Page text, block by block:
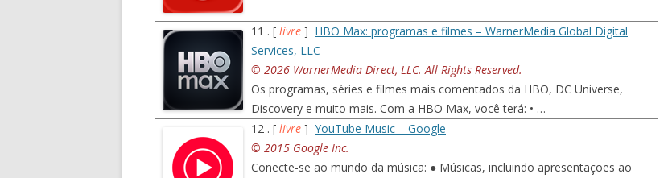
11 . [ livre ] HBO Max: programas e filmes – WarnerMedia Global Digital
Services, LLC
© 2026 WarnerMedia Direct, LLC. All Rights Reserved.
Os programas, séries e filmes mais comentados da HBO, DC Universe,
Discovery e muito mais. Com a HBO Max, você terá: • …
12 . [ livre ] YouTube Music – Google
© 2015 Google Inc.
Conecte-se ao mundo da música: ● Músicas, incluindo apresentações ao